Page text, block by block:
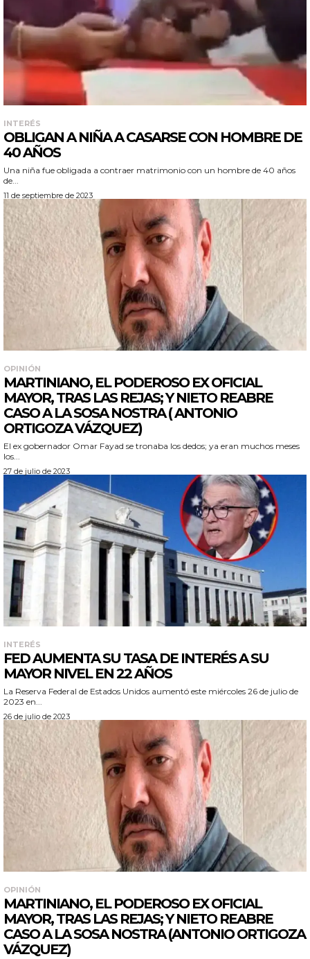
INTERÉS
OBLIGAN A NIÑA A CASARSE CON HOMBRE DE
40 AÑOS
Una niña fue obligada a contraer matrimonio con un hombre de 40 años
de...
11 de septiembre de 2023
OPINIÓN
MARTINIANO, EL PODEROSO EX OFICIAL
MAYOR, TRAS LAS REJAS; Y NIETO REABRE
CASO A LA SOSA NOSTRA ( ANTONIO
ORTIGOZA VÁZQUEZ)
El ex gobernador Omar Fayad se tronaba los dedos; ya eran muchos meses
los...
27 de julio de 2023
INTERÉS
FED AUMENTA SU TASA DE INTERÉS A SU
MAYOR NIVEL EN 22 AÑOS
La Reserva Federal de Estados Unidos aumentó este miércoles 26 de julio de
2023 en...
26 de julio de 2023
OPINIÓN
MARTINIANO, EL PODEROSO EX OFICIAL
MAYOR, TRAS LAS REJAS; Y NIETO REABRE
CASO A LA SOSA NOSTRA (ANTONIO ORTIGOZA
VÁZQUEZ)